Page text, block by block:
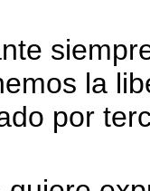
la
por